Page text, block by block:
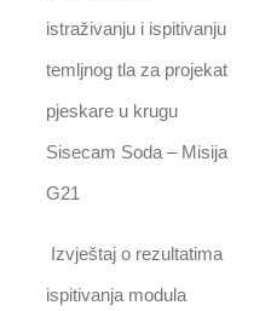
istraživanju i ispitivanju
temljnog tla za projekat
pjeskare u krugu
Sisecam Soda – Misija
G21
Izvještaj o rezultatima
ispitivanja modula